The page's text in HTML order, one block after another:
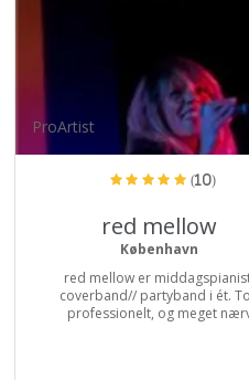
ProArtist
(10)
red mellow
København
red mellow er
coverband// partyband i ét.
professionelt, og meget